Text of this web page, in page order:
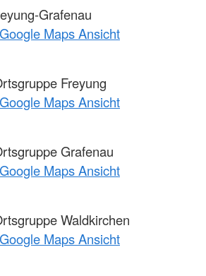
Grafenau
Maps Ansicht
Freyung
Maps Ansicht
Grafenau
Maps Ansicht
Waldkirchen
Maps Ansicht